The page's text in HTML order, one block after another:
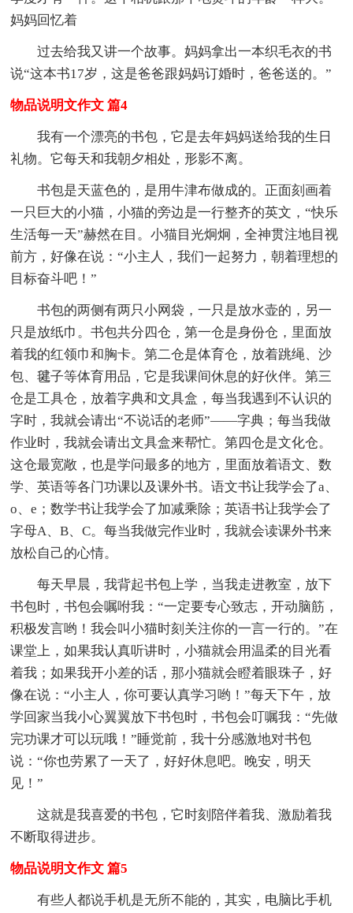
妈妈回忆着
过去给我又讲一个故事。妈妈拿出一本织毛衣的书
说“这本书17岁，这是爸爸跟妈妈订婚时，爸爸送的。”
物品说明文作文 篇4
我有一个漂亮的书包，它是去年妈妈送给我的生日
礼物。它每天和我朝夕相处，形影不离。
书包是天蓝色的，是用牛津布做成的。正面刻画着
一只巨大的小猫，小猫的旁边是一行整齐的英文，“快乐
生活每一天”赫然在目。小猫目光炯炯，全神贯注地目视
前方，好像在说：“小主人，我们一起努力，朝着理想的
目标奋斗吧！”
书包的两侧有两只小网袋，一只是放水壶的，另一
只是放纸巾。书包共分四仓，第一仓是身份仓，里面放
着我的红领巾和胸卡。第二仓是体育仓，放着跳绳、沙
包、毽子等体育用品，它是我课间休息的好伙伴。第三
仓是工具仓，放着字典和文具盒，每当我遇到不认识的
字时，我就会请出“不说话的老师”——字典；每当我做
作业时，我就会请出文具盒来帮忙。第四仓是文化仓。
这仓最宽敞，也是学问最多的地方，里面放着语文、数
学、英语等各门功课以及课外书。语文书让我学会了a、
o、e；数学书让我学会了加减乘除；英语书让我学会了
字母A、B、C。每当我做完作业时，我就会读课外书来
放松自己的心情。
每天早晨，我背起书包上学，当我走进教室，放下
书包时，书包会嘱咐我：“一定要专心致志，开动脑筋，
积极发言哟！我会叫小猫时刻关注你的一言一行的。”在
课堂上，如果我认真听讲时，小猫就会用温柔的目光看
着我；如果我开小差的话，那小猫就会瞪着眼珠子，好
像在说：“小主人，你可要认真学习哟！”每天下午，放
学回家当我小心翼翼放下书包时，书包会叮嘱我：“先做
完功课才可以玩哦！”睡觉前，我十分感激地对书包
说：“你也劳累了一天了，好好休息吧。晚安，明天
见！”
这就是我喜爱的书包，它时刻陪伴着我、激励着我
不断取得进步。
物品说明文作文 篇5
有些人都说手机是无所不能的，其实，电脑比手机